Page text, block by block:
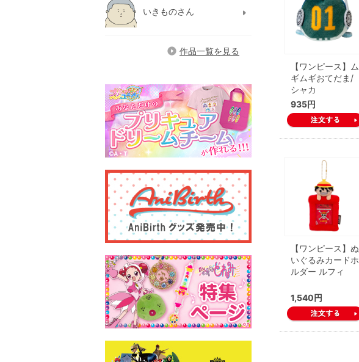
【ワンピース】ム
ギムギおてだま/
シャカ
935円
【ワンピース】ぬ
いぐるみカードホ
ルダー ルフィ
1,540円
いきものさん
作品一覧を見る